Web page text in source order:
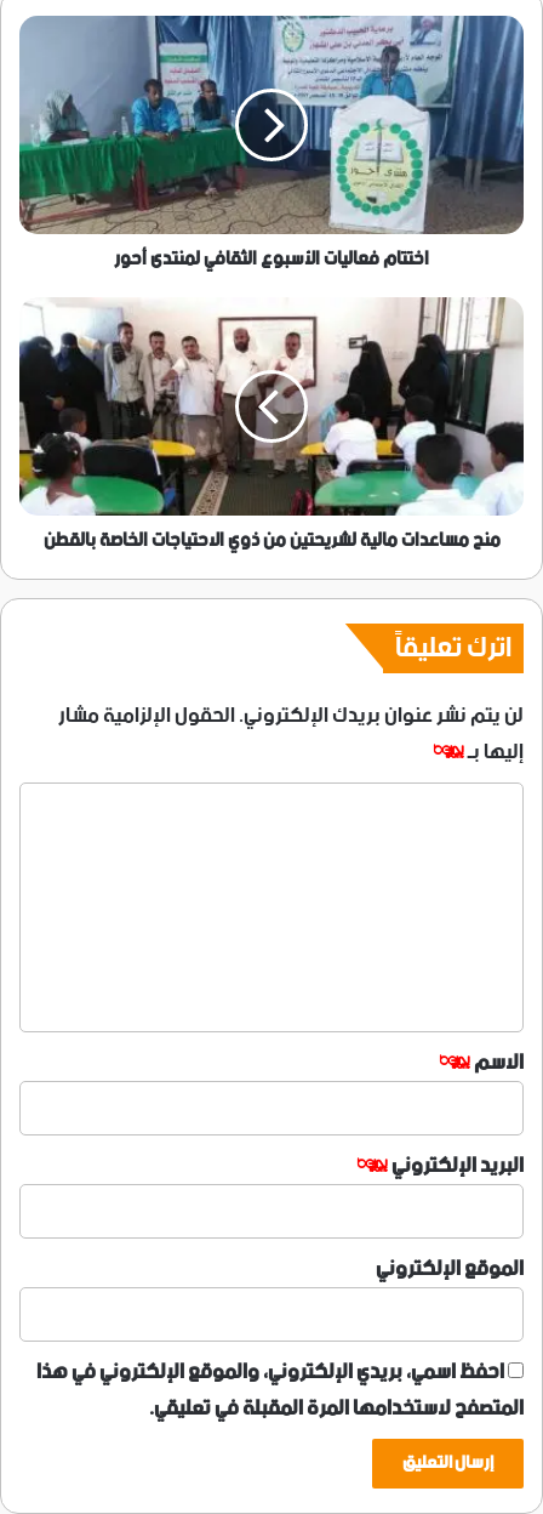
اختتام
فعاليات
الأسبوع
الثقافي
لمنتدى
أحور
اختتام فعاليات الأسبوع الثقافي لمنتدى أحور
منح
مساعدات
ماليةلشريحتينمن
ذوي
الاحتياجات
الخاصة
بالقطن
منح مساعدات مالية لشريحتين من ذوي الاحتياجات الخاصة بالقطن
اترك تعليقاً
لن يتم نشر عنوان بريدك الإلكتروني.الحقول الإلزامية مشار
إليها بـ*
ا
ق
*
الاسم*
البريد الإلكتروني*
الموقع الإلكتروني
احفظ اسمي، بريدي الإلكتروني، والموقع الإلكتروني في هذا
المتصفح لاستخدامها المرة المقبلة في تعليقي.